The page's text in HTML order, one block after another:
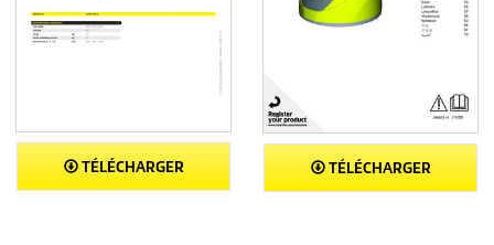
TÉLÉCHARGER TÉLÉCHARGER